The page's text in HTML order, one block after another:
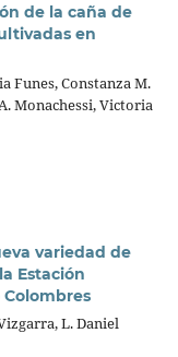
de la caña de
en
Funes, Constanza M.
Monachessi, Victoria
variedad de
Estación
L. Daniel